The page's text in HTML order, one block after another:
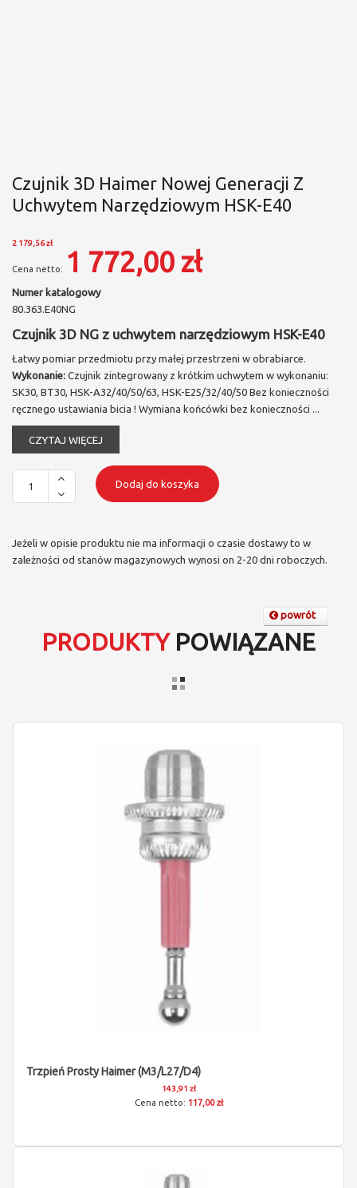
Czujnik 3D Haimer Nowej Generacji Z
Uchwytem Narzędziowym HSK-E40
2 179,56 zł
1 772,00 zł
Numer katalogowy
80.363.E40NG
Czujnik 3D NG z uchwytem narzędziowym HSK-E40
Łatwy pomiar przedmiotu przy małej przestrzeni w obrabiarce.
Wykonanie: Czujnik zintegrowany z krótkim uchwytem w wykonaniu:
SK30, BT30, HSK-A32/40/50/63, HSK-E25/32/40/50 Bez konieczności
ręcznego ustawiania bicia ! Wymiana końcówki bez konieczności ...
CZYTAJ WIĘCEJ
Dodaj do koszyka
Jeżeli w opisie produktu nie ma informacji o czasie dostawy to w
zależności od stanów magazynowych wynosi on 2-20 dni roboczych.
powrót
PRODUKTYPOWIĄZANE
Trzpień Prosty Haimer (M3/L27/D4)
143,91 zł
117,00 zł